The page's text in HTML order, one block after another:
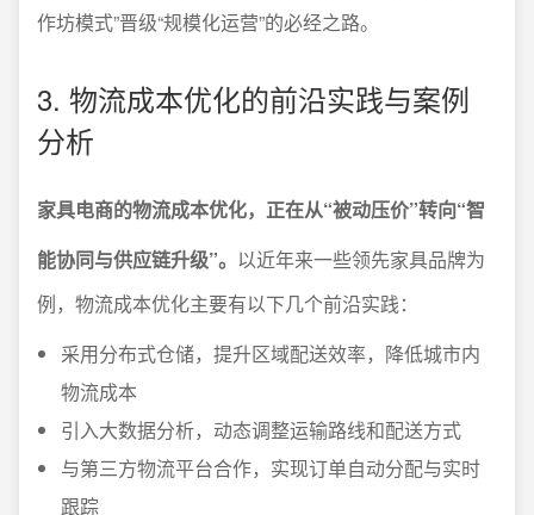
作坊模式”晋级“规模化运营”的必经之路。
3. 物流成本优化的前沿实践与案例
分析
家具电商的物流成本优化，正在从“被动压价”转向“智
能协同与供应链升级”。 以近年来一些领先家具品牌为
例，物流成本优化主要有以下几个前沿实践：
采用分布式仓储，提升区域配送效率，降低城市内
物流成本
引入大数据分析，动态调整运输路线和配送方式
与第三方物流平台合作，实现订单自动分配与实时
跟踪